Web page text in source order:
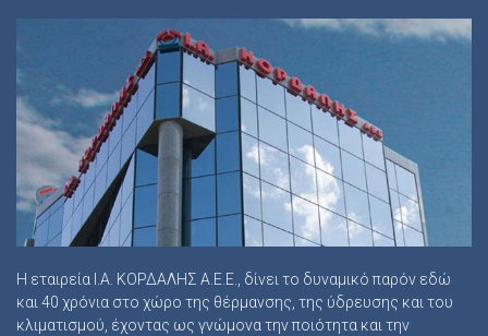
Η εταιρεία Ι.Α. ΚΟΡΔΑΛΗΣ Α.Ε.Ε., δίνει το δυναμικό παρόν εδώ
και 40 χρόνια στο χώρο της θέρμανσης, της ύδρευσης και του
κλιματισμού, έχοντας ως γνώμονα την ποιότητα και την